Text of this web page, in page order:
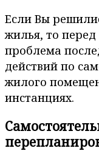
Если Вы
жилья, то перед
проблема
действий по
жилого
инстанциях.